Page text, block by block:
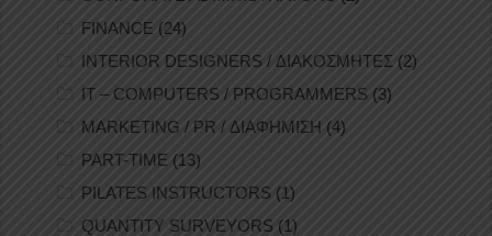
FINANCE (24)
INTERIOR DESIGNERS / ΔΙΑΚΟΣΜΗΤΕΣ (2)
IT – COMPUTERS / PROGRAMMERS (3)
MARKETING / PR / ΔΙΑΦΗΜΙΣΗ (4)
PART-TIME (13)
PILATES INSTRUCTORS (1)
QUANTITY SURVEYORS (1)